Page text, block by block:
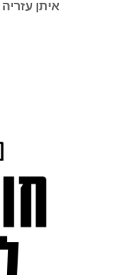
איתן עזריה